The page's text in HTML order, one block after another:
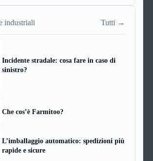
industriali Tutti →
Incidente stradale: cosa fare in caso di
sinistro?
Che cos’è Farmitoo?
L’imballaggio automatico: spedizioni più
rapide e sicure